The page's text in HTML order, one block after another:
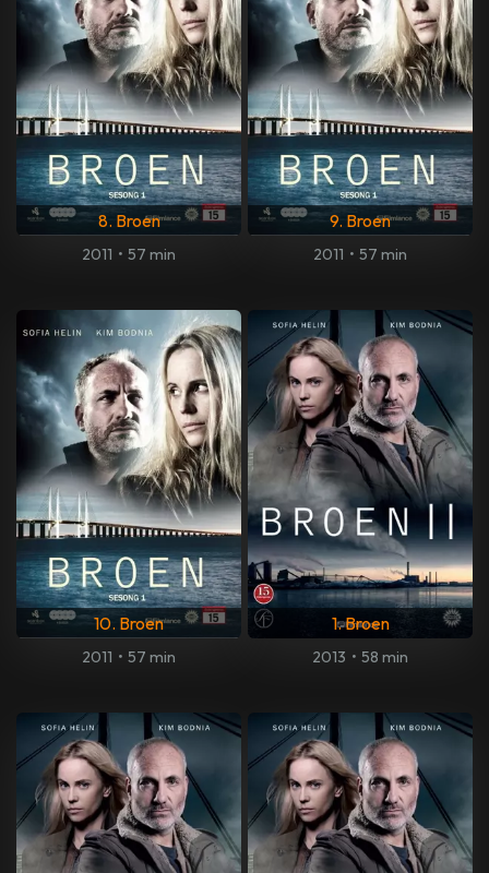
8. Broen
2011 • 57 min
9. Broen
2011 • 57 min
10. Broen
2011 • 57 min
1. Broen
2013 • 58 min